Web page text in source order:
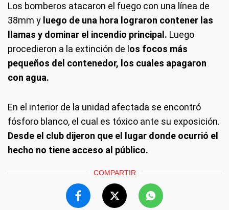
Los bomberos atacaron el fuego con una línea de
38mm y luego de una hora lograron contener las
llamas y dominar el incendio principal. Luego
procedieron a la extinción de l os focos más
pequeños del contenedor, los cuales apagaron
con agua.
En el interior de la unidad afectada se encontró
fósforo blanco, el cual es tóxico ante su exposición.
Desde el club dijeron que el lugar donde ocurrió el
hecho no tiene acceso al público.
COMPARTIR